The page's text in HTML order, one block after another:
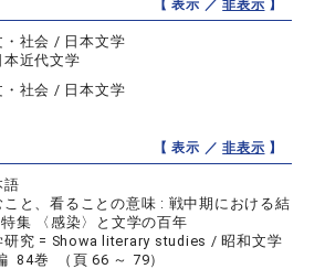
【 表示 ／非表示 】
・社会 / 日本文学
本近代文学
・社会 / 日本文学
【 表示 ／非表示 】
語
こと、看ることの意味 : 戦中期における結
集 〈感染〉と文学の百年
研究 = Showa literary studies / 昭和文学
84巻 （頁 66 ～ 79）